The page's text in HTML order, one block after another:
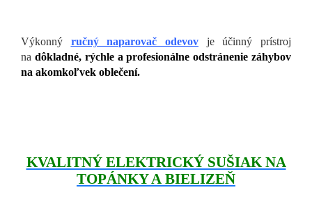
Výkonný ručný naparovač odevov je účinný prístroj
na dôkladné, rýchle a profesionálne odstránenie záhybov
na akomkoľvek oblečení.
KVALITNÝ ELEKTRICKÝ SUŠIAK NA
TOPÁNKY A BIELIZEŇ